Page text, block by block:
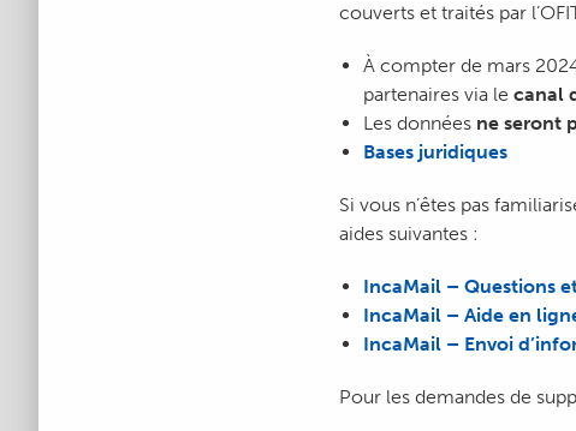
couverts et traités par
À compter de mars
partenaires via le canal
Les données ne seront
Bases juridiques
Si vous n’êtes pas
aides suivantes :
IncaMail – Questions
IncaMail – Aide en
IncaMail – Envoi
Pour les demandes de